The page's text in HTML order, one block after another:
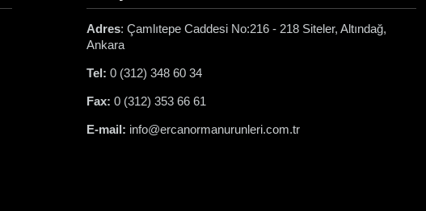
Adres: Çamlıtepe Caddesi No:216 - 218 Siteler, Altındağ,
Ankara
Tel: 0 (312) 348 60 34
Fax: 0 (312) 353 66 61
E-mail: info@ercanormanurunleri.com.tr